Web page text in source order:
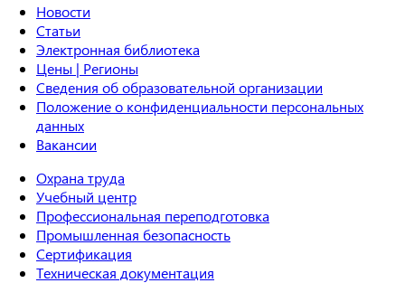
Новости
Статьи
Электронная библиотека
Цены | Регионы
Сведения об образовательной организации
Положение о конфиденциальности персональных
данных
Вакансии
Охрана труда
Учебный центр
Профессиональная переподготовка
Промышленная безопасность
Сертификация
Техническая документация